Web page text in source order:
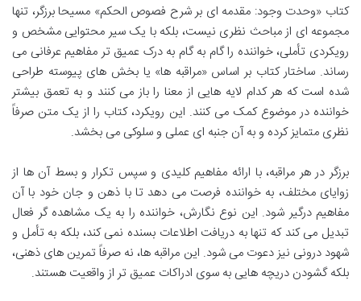
کتاب «وحدت وجود: مقدمه ای بر شرح فصوص الحکم» مسیحا برزگر، تنها
مجموعه ای از مباحث نظری نیست، بلکه با یک سیر محتوایی مشخص و
رویکردی تأملی، خواننده را گام به گام به درک عمیق تر مفاهیم عرفانی می
رساند. ساختار کتاب بر اساس «مراقبه ها» یا بخش های پیوسته طراحی
شده است که هر کدام لایه هایی از معنا را باز می کنند و به تعمق بیشتر
خواننده در موضوع کمک می کنند. این رویکرد، کتاب را از یک متن صرفاً
نظری متمایز کرده و به آن جنبه ای عملی و سلوکی می بخشد.
برزگر در هر مراقبه، با ارائه مفاهیم کلیدی و سپس تکرار و بسط آن ها از
زوایای مختلف، به خواننده فرصت می دهد تا با ذهن و جان خود با آن
مفاهیم درگیر شود. این نوع نگارش، خواننده را به یک مشاهده گر فعال
تبدیل می کند که تنها به دریافت اطلاعات بسنده نمی کند، بلکه به تأمل و
شهود درونی نیز دعوت می شود. این مراقبه ها، نه صرفاً تمرین های ذهنی،
بلکه گشودن دریچه هایی به سوی ادراکات عمیق تر از واقعیت هستند.